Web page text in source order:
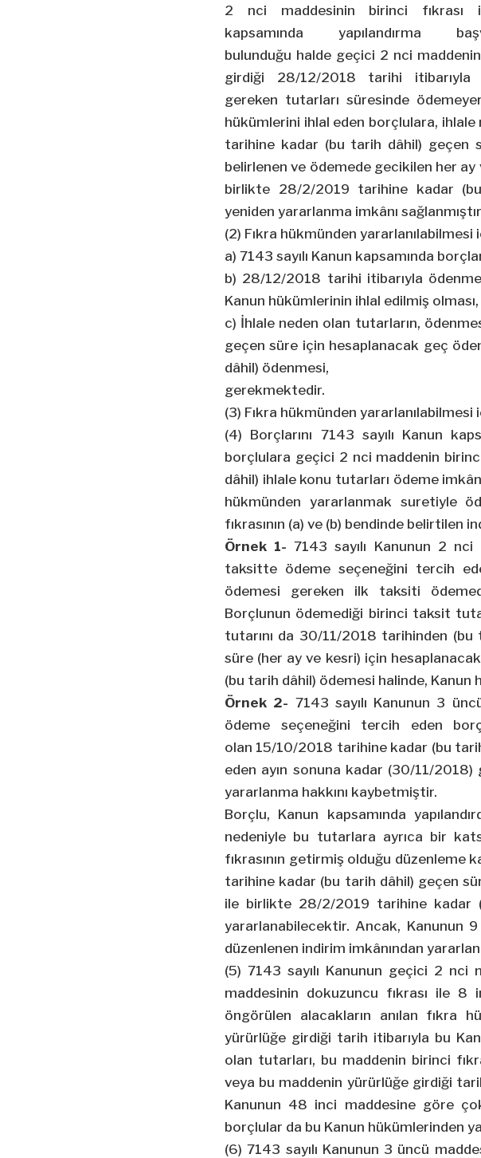
2 nci maddesinin birinci fıkrası
kapsamında yapılandırma
bulunduğu halde geçici 2 nci
girdiği 28/12/2018 tarihi itibarıyla
gereken tutarları süresinde
hükümlerini ihlal eden borçlulara,
tarihine kadar (bu tarih dâhil) geçen
belirlenen ve ödemede gecikilen her ay
birlikte 28/2/2019 tarihine kadar
yeniden yararlanma imkânı
(2) Fıkra hükmünden yararlanılabilmesi
a) 7143 sayılı Kanun kapsamında
b) 28/12/2018 tarihi itibarıyla
Kanun hükümlerinin ihlal edilmiş olması,
c) İhlale neden olan tutarların,
geçen süre için hesaplanacak geç
dâhil) ödenmesi,
gerekmektedir.
(3) Fıkra hükmünden yararlanılabilmesi
(4) Borçlarını 7143 sayılı Kanun
borçlulara geçici 2 nci maddenin
dâhil) ihlale konu tutarları ödeme
hükmünden yararlanmak suretiyle
fıkrasının (a) ve (b) bendinde belirtilen
Örnek 1- 7143 sayılı Kanunun 2 nci
taksitte ödeme seçeneğini tercih
ödemesi gereken ilk taksiti
Borçlunun ödemediği birinci taksit
tutarını da 30/11/2018 tarihinden
süre (her ay ve kesri) için
(bu tarih dâhil) ödemesi halinde,
Örnek 2- 7143 sayılı Kanunun 3
ödeme seçeneğini tercih eden
olan15/10/2018 tarihine kadar (bu
eden ayın sonuna kadar (30/11/
yararlanma hakkını kaybetmiştir.
Borçlu, Kanun kapsamında
nedeniyle bu tutarlara ayrıca bir
fıkrasının getirmiş olduğu düzenleme
tarihine kadar (bu tarih dâhil) geçen
ile birlikte 28/2/2019 tarihine kadar
yararlanabilecektir. Ancak, Kanunun
düzenlenen indirim imkânından
(5) 7143 sayılı Kanunun geçici 2 nci
maddesinin dokuzuncu fıkrası ile 8
öngörülen alacakların anılan fıkra
yürürlüğe girdiği tarih itibarıyla bu
olan tutarları, bu maddenin birinci
veya bu maddenin yürürlüğe girdiği
Kanunun 48 inci maddesine göre
borçlular da bu Kanun hükümlerinden
(6) 7143 sayılı Kanunun 3 üncü